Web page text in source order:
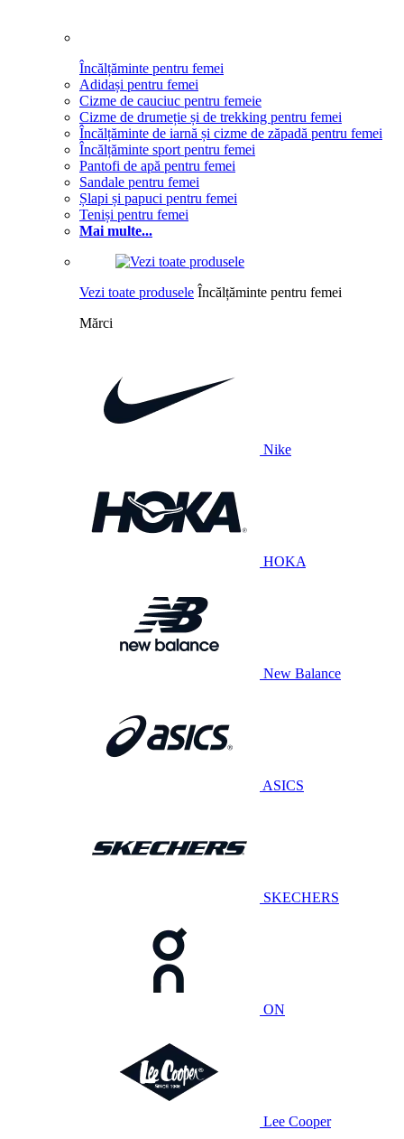
Încălțăminte pentru femei
Adidași pentru femei
Cizme de cauciuc pentru femeie
Cizme de drumeție și de trekking pentru femei
Încălțăminte de iarnă și cizme de zăpadă pentru femei
Încălțăminte sport pentru femei
Pantofi de apă pentru femei
Sandale pentru femei
Șlapi și papuci pentru femei
Teniși pentru femei
Mai multe...
Vezi toate produsele Încălțăminte pentru femei
Mărci
Nike
HOKA
New Balance
ASICS
SKECHERS
ON
Lee Cooper